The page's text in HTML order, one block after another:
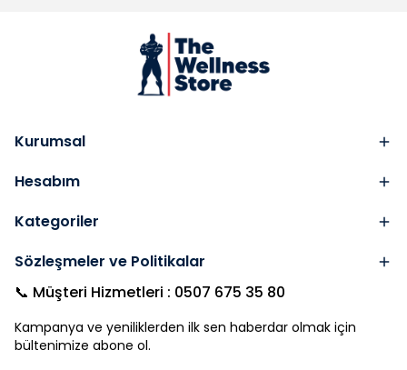
Kurumsal
Hesabım
Kategoriler
Sözleşmeler ve Politikalar
📞 Müşteri Hizmetleri : 0507 675 35 80
Kampanya ve yeniliklerden ilk sen haberdar olmak için
bültenimize abone ol.